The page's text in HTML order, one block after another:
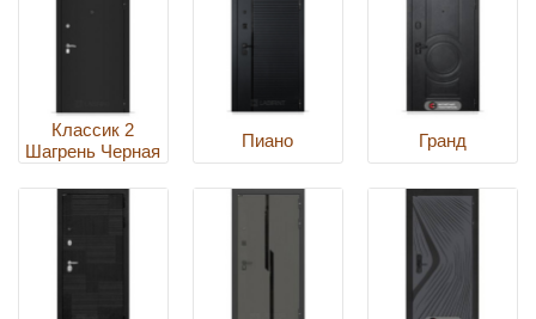
Классик 2
Шагрень Черная
Пиано Гранд